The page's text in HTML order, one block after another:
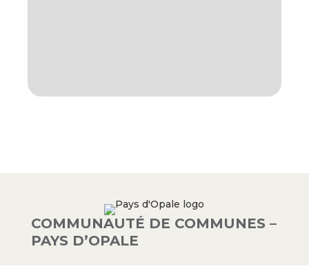
COMMUNAUTÉ DE COMMUNES –
PAYS D’OPALE